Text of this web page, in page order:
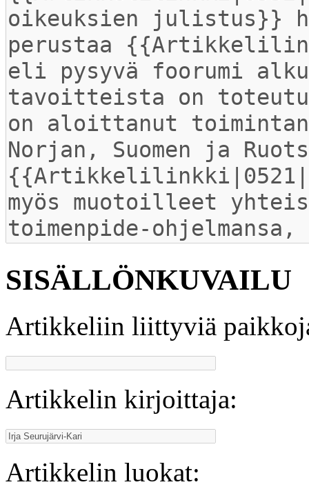
SISÄLLÖNKUVAILU
Artikkeliin liittyviä
Artikkelin kirjoittaja:
Artikkelin luokat: